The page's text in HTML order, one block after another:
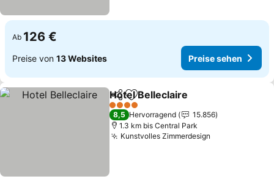
Ab 126 €
Preise von 13 Websites Preise sehen
TeilenZu Favoriten hinzufügen
Hotel Belleclaire
4 Sterne
8,5 Hervorragend
15.856
1.3 km bis Central Park
Kunstvolles Zimmerdesign